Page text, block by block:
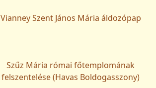
Vianney Szent János Mária áldozópap
Szűz Mária római főtemplomának
felszentelése (Havas Boldogasszony)